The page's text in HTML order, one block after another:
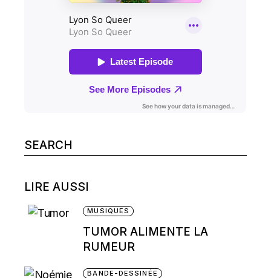
Search
for:
LIRE AUSSI
MUSIQUES
TUMOR ALIMENTE LA
RUMEUR
BANDE-DESSINÉE